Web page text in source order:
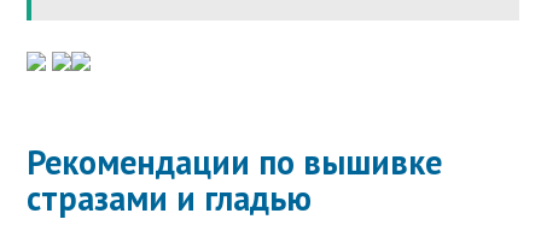
Рекомендации по вышивке
стразами и гладью